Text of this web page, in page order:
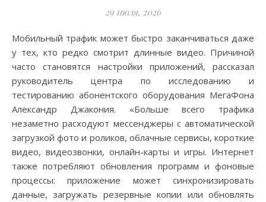
29 июля, 2026
Мобильный трафик может быстро заканчиваться даже
у тех, кто редко смотрит длинные видео. Причиной
часто становятся настройки приложений, рассказал
руководитель центра по исследованию и
тестированию абонентского оборудования МегаФона
Александр Джакония. «Больше всего трафика
незаметно расходуют мессенджеры с автоматической
загрузкой фото и роликов, облачные сервисы, короткие
видео, видеозвонки, онлайн-карты и игры. Интернет
также потребляют обновления программ и фоновые
процессы: приложение может синхронизировать
данные, загружать резервные копии или обновлять